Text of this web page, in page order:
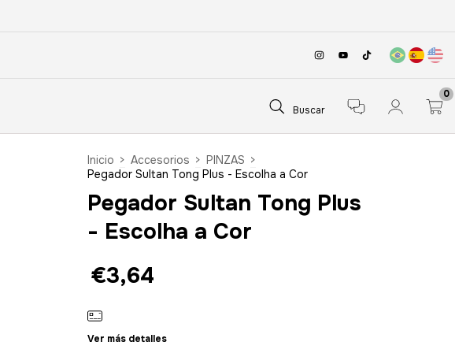
Buscar
0
Inicio > Accesorios > PINZAS >
Pegador Sultan Tong Plus - Escolha a Cor
Pegador Sultan Tong Plus
- Escolha a Cor
€3,64
Ver más detalles